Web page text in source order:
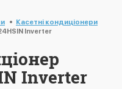
Касетні кондиціонери
Inverter
Inverter